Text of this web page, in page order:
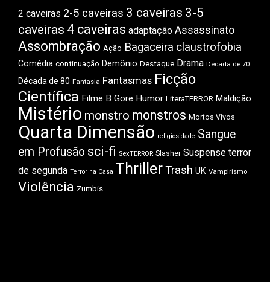
2 caveiras 2-5 caveiras 3 caveiras 3-5
caveiras 4 caveiras adaptação Assassinato
Assombração Ação Bagaceira claustrofobia
Comédia continuação Demônio Destaque Drama Década de 70
Década de 80 Fantasia Fantasmas Ficção
Científica Filme B Gore Humor LiteraTERROR Maldição
Mistério monstro monstros Mortos Vivos
Quarta Dimensão religiosidade Sangue
em Profusão sci-fi SexTERROR Slasher Suspense terror
de segunda Terror na Casa ThrillerTrash UK Vampirismo
Violência Zumbis